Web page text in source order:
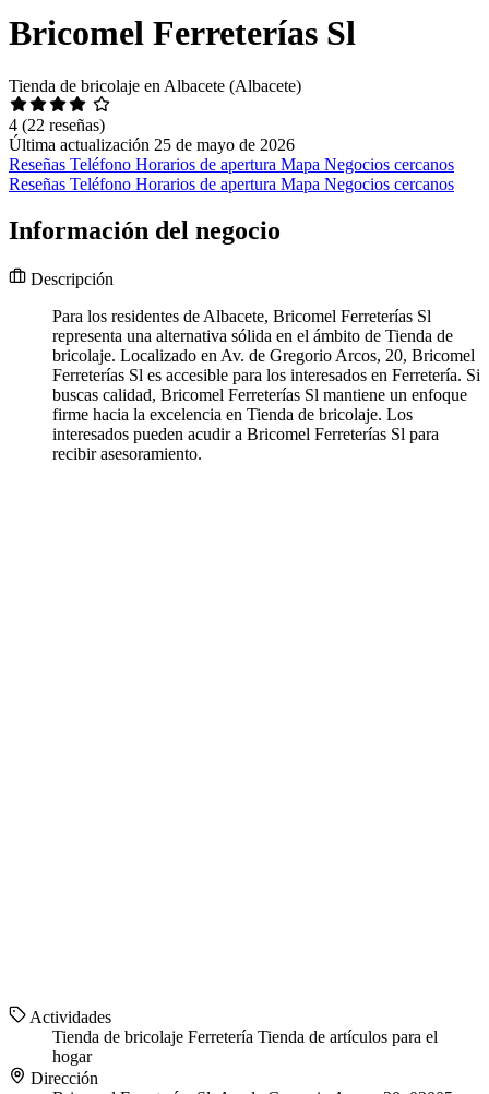
Bricomel Ferreterías Sl
Tienda de bricolaje en Albacete (Albacete)
4 (22 reseñas)
Última actualización 25 de mayo de 2026
Reseñas Teléfono Horarios de apertura Mapa Negocios cercanos
Reseñas Teléfono Horarios de apertura Mapa Negocios cercanos
Información del negocio
Descripción
Para los residentes de Albacete, Bricomel Ferreterías Sl
representa una alternativa sólida en el ámbito de Tienda de
bricolaje. Localizado en Av. de Gregorio Arcos, 20, Bricomel
Ferreterías Sl es accesible para los interesados en Ferretería. Si
buscas calidad, Bricomel Ferreterías Sl mantiene un enfoque
firme hacia la excelencia en Tienda de bricolaje. Los
interesados pueden acudir a Bricomel Ferreterías Sl para
recibir asesoramiento.
Actividades
Tienda de bricolaje Ferretería Tienda de artículos para el
hogar
Dirección